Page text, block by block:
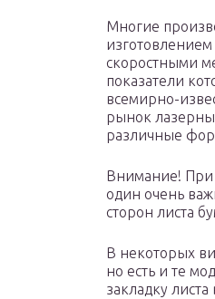
Многие
скоростными
показатели
всемирно-
рынок
различные
Внимание! При
один очень
сторон листа
В некоторых
но есть и те
закладку листа